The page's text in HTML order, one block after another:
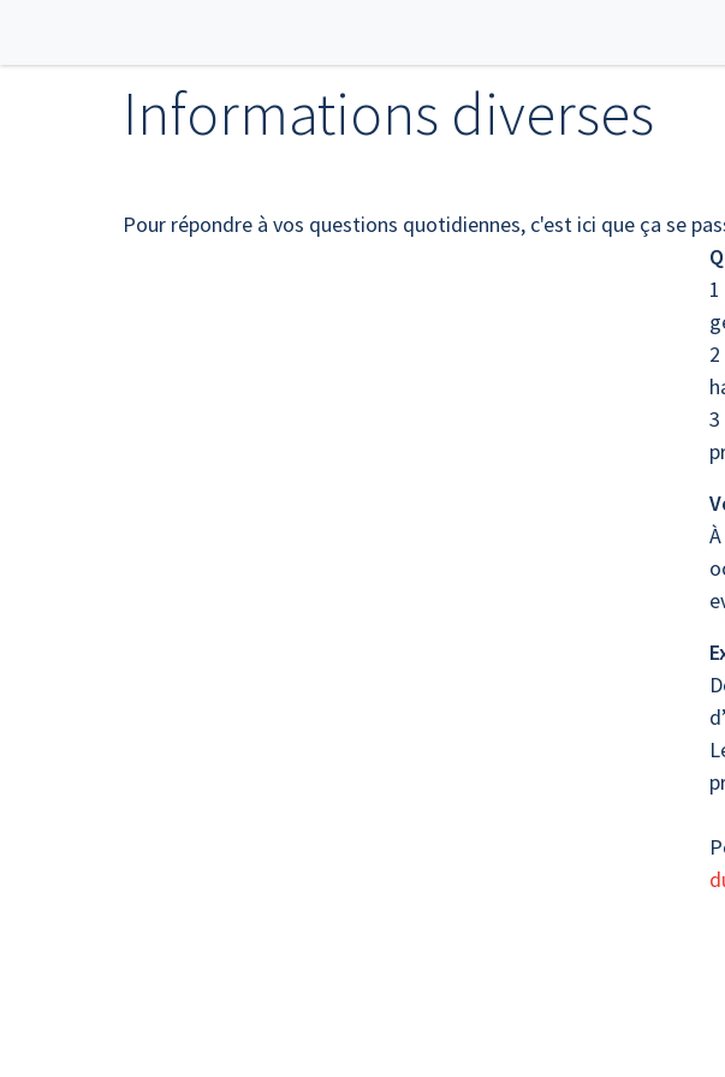
Informations diverses
Pour répondre à vos questions quotidiennes, c'est ici que ça se